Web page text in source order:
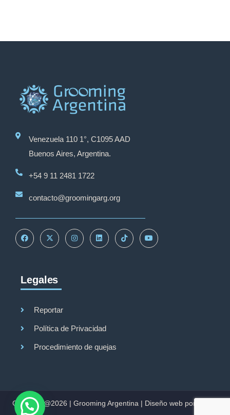
Venezuela 110 1°, C1095 AAD
Buenos Aires, Argentina.
+54 9 11 2481 1722
contacto@groomingarg.org
Legales
Reportar
Política de Privacidad
Procedimiento de quejas
Copyright@2026 | Grooming Argentina | Diseño web por Studio